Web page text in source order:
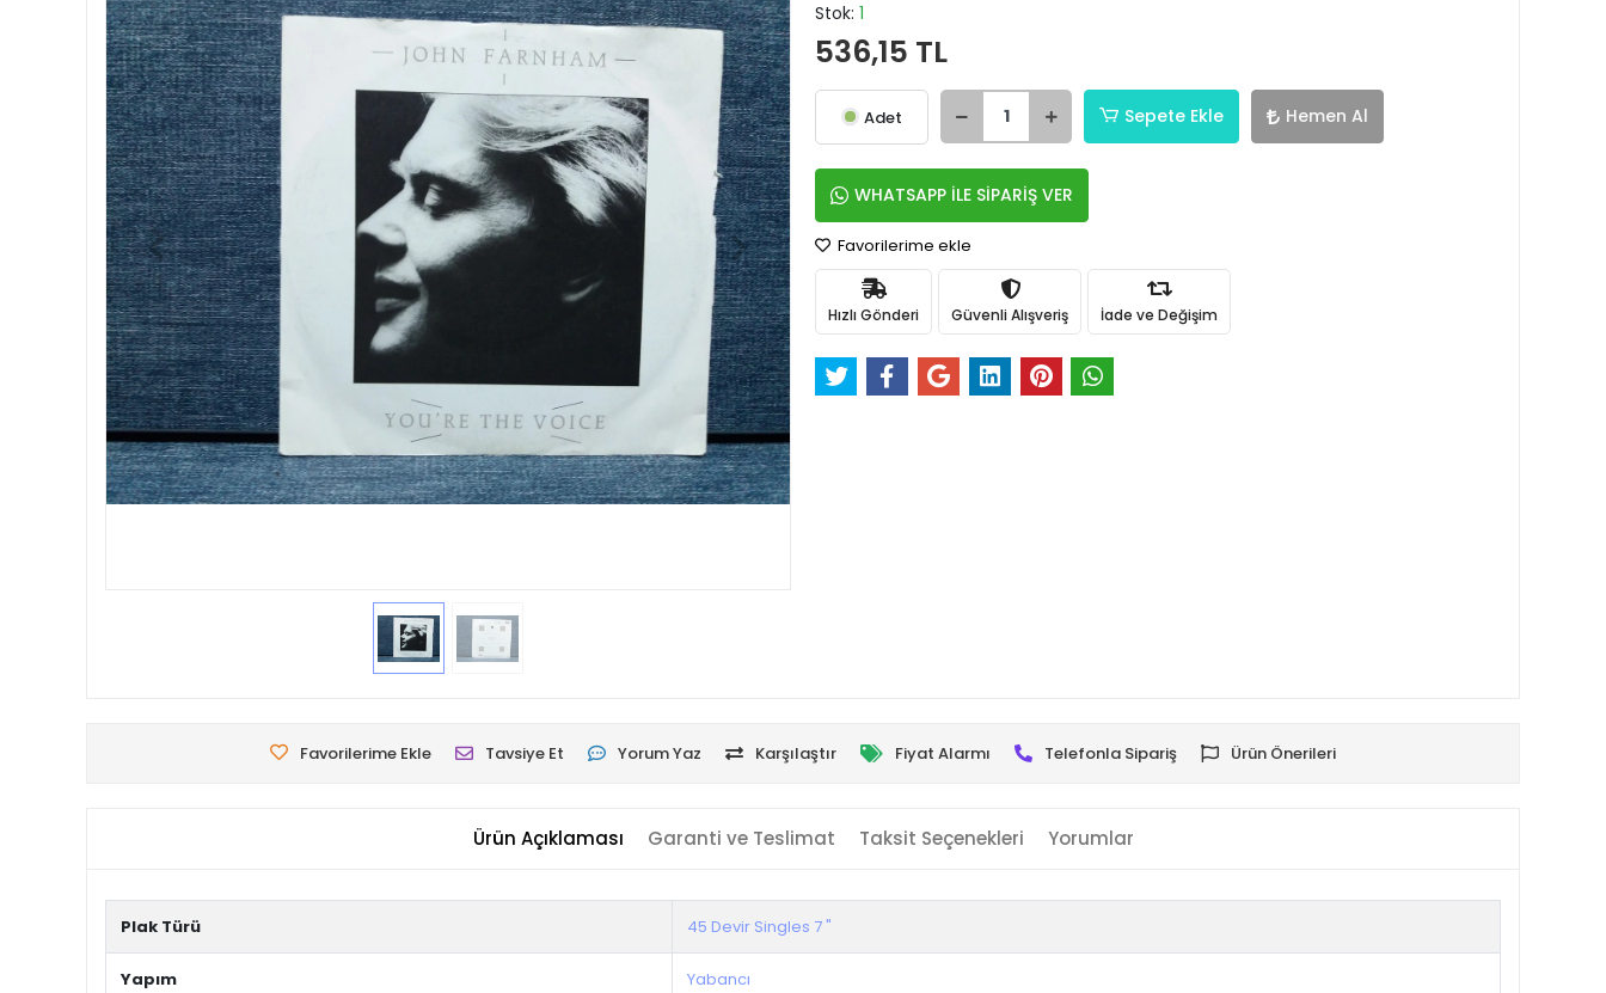
Stok: 1
536,15 TL
Adet Sepete Ekle Hemen Al
WHATSAPP İLE SİPARİŞ VER
Favorilerime ekle
Hızlı Gönderi Güvenli Alışveriş İade ve Değişim
Favorilerime Ekle Tavsiye Et Yorum Yaz Karşılaştır Fiyat Alarmı Telefonla Sipariş Ürün Önerileri
Ürün Açıklaması Garanti ve Teslimat Taksit Seçenekleri Yorumlar
Plak Türü 45 Devir Singles 7 "
Yapım Yabancı